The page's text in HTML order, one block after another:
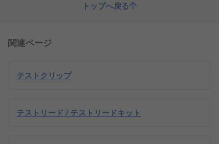
トップへ戻る
関連ページ
テストクリップ
テストリード / テストリードキット